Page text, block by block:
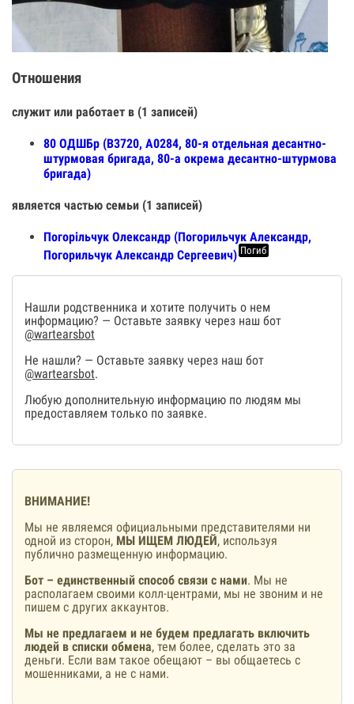
Отношения
служит или работает в (1 записей)
80 ОДШБр (В3720, А0284, 80-я отдельная десантно-
штурмовая бригада, 80-а окрема десантно-штурмова
бригада)
является частью семьи (1 записей)
Погорільчук Олександр (Погорильчук Александр,
Погорильчук Александр Сергеевич) Погиб
Нашли родственника и хотите получить о нем
информацию? — Оставьте заявку через наш бот
@wartearsbot
Не нашли? — Оставьте заявку через наш бот
@wartearsbot.
Любую дополнительную информацию по людям мы
предоставляем только по заявке.
ВНИМАНИЕ!
Мы не являемся официальными представителями ни
одной из сторон, МЫ ИЩЕМ ЛЮДЕЙ, используя
публично размещенную информацию.
Бот – единственный способ связи с нами. Мы не
располагаем своими колл-центрами, мы не звоним и не
пишем с других аккаунтов.
Мы не предлагаем и не будем предлагать включить
людей в списки обмена, тем более, сделать это за
деньги. Если вам такое обещают – вы общаетесь с
мошенниками, а не с нами.